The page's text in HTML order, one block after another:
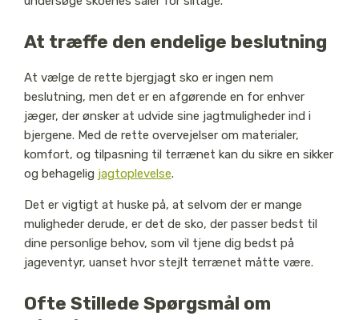
At træffe den endelige beslutning
At vælge de rette bjergjagt sko er ingen nem
beslutning, men det er en afgørende en for enhver
jæger, der ønsker at udvide sine jagtmuligheder ind i
bjergene. Med de rette overvejelser om materialer,
komfort, og tilpasning til terrænet kan du sikre en sikker
og behagelig jagtoplevelse.
Det er vigtigt at huske på, at selvom der er mange
muligheder derude, er det de sko, der passer bedst til
dine personlige behov, som vil tjene dig bedst på
jageventyr, uanset hvor stejlt terrænet måtte være.
Ofte Stillede Spørgsmål om